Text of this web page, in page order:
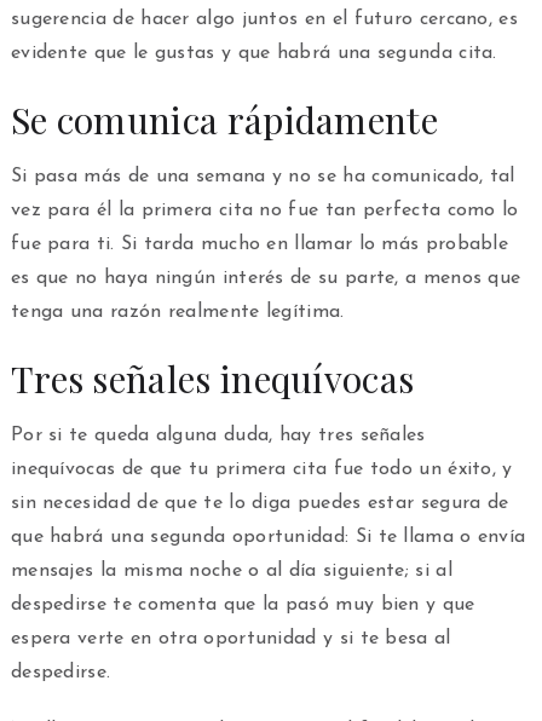
sugerencia de hacer algo juntos en el futuro cercano, es
evidente que le gustas y que habrá una segunda cita.
Se comunica rápidamente
Si pasa más de una semana y no se ha comunicado, tal
vez para él la primera cita no fue tan perfecta como lo
fue para ti. Si tarda mucho en llamar lo más probable
es que no haya ningún interés de su parte, a menos que
tenga una razón realmente legítima.
Tres señales inequívocas
Por si te queda alguna duda, hay tres señales
inequívocas de que tu primera cita fue todo un éxito, y
sin necesidad de que te lo diga puedes estar segura de
que habrá una segunda oportunidad: Si te llama o envía
mensajes la misma noche o al día siguiente; si al
despedirse te comenta que la pasó muy bien y que
espera verte en otra oportunidad y si te besa al
despedirse.